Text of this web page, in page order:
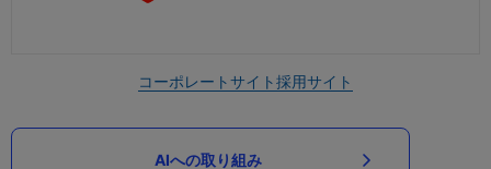
コーポレートサイト採用サイト
AIへの取り組み